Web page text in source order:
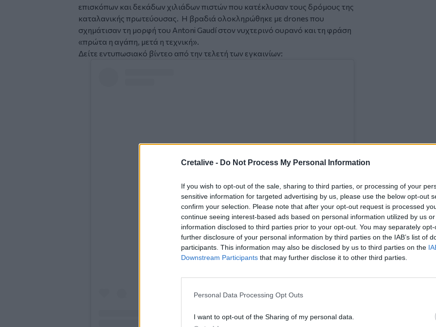
Cretalive - Do Not Process My Personal Information
If you wish to opt-out of the sale, sharing to third parties, or processing of your
sensitive information for targeted advertising by us, please use the below opt-out
confirm your selection. Please note that after your opt-out request is processed
continue seeing interest-based ads based on personal information utilized by us
information disclosed to third parties prior to your opt-out. You may separately
further disclosure of your personal information by third parties on the IAB’s list of
participants. This information may also be disclosed by us to third parties on the
Downstream Participants that may further disclose it to other third parties.
Personal Data Processing Opt Outs
I want to opt-out of the Sharing of my personal data.
επισκόπων και δεκάδων χιλιάδων πιστών που κατέκλυσαν τους δρόμους της
καταλανικής πρωτεύουσας. Η βραδιά ολοκληρώθηκε με drones που
σχημάτισαν τη μορφή του Antoni Gaudí στον νυχτερινό ουρανό και τη φράση
«πρώτα η αγάπη, μετά η τεχνική».
Δείτε εντυπωσιακό βίντεο από την τελετή των εγκαινίων:
Δείτε αυτή τη δημοσίευση στο Instagram.